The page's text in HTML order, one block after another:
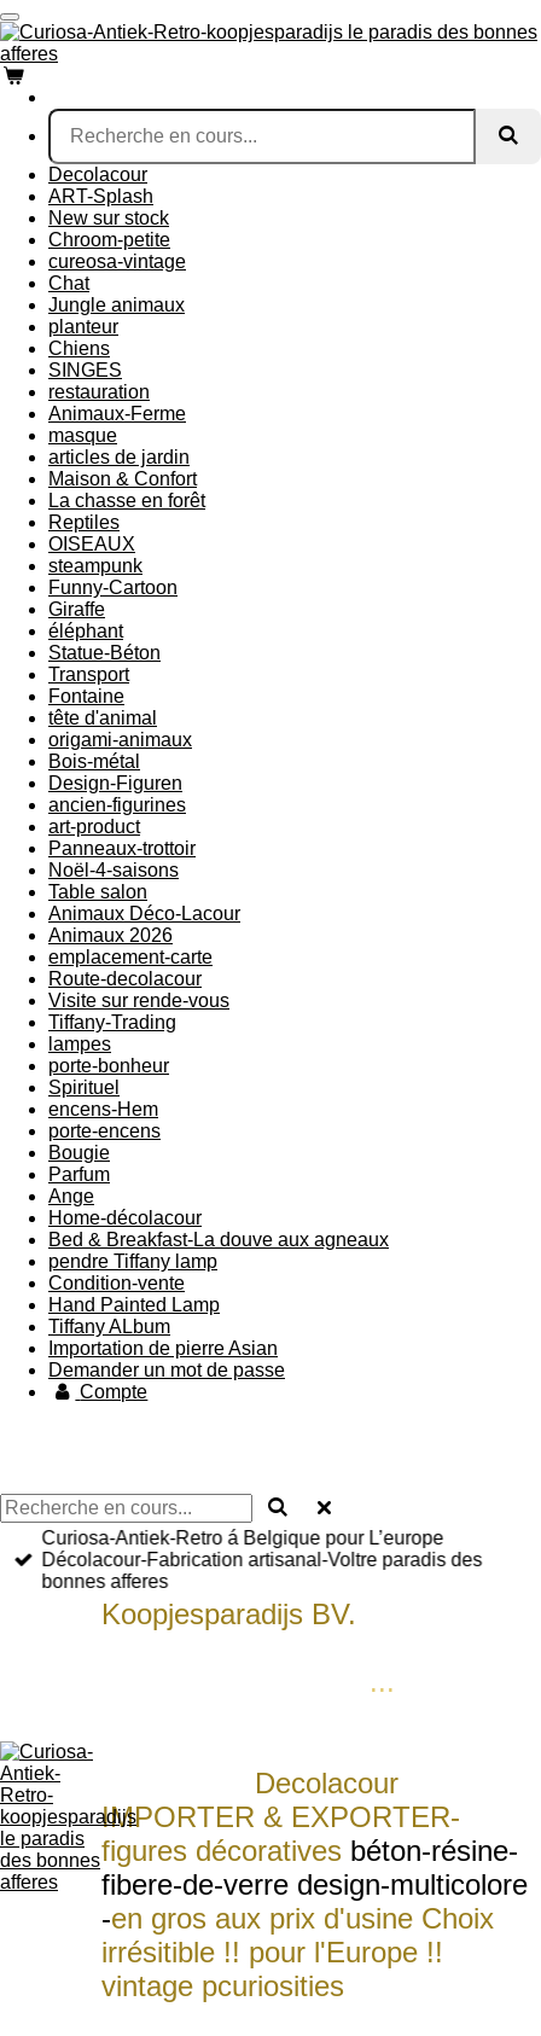
Passer
au
contenu
principal
Decolacour
ART-Splash
New sur stock
Chroom-petite
cureosa-vintage
Chat
Jungle animaux
planteur
Chiens
SINGES
restauration
Animaux-Ferme
masque
articles de jardin
Maison & Confort
La chasse en forêt
Reptiles
OISEAUX
steampunk
Funny-Cartoon
Giraffe
éléphant
Statue-Béton
Transport
Fontaine
tête d'animal
origami-animaux
Bois-métal
Design-Figuren
ancien-figurines
art-product
Panneaux-trottoir
Noël-4-saisons
Table salon
Animaux Déco-Lacour
Animaux 2026
emplacement-carte
Route-decolacour
Visite sur rende-vous
Tiffany-Trading
lampes
porte-bonheur
Spirituel
encens-Hem
porte-encens
Bougie
Parfum
Ange
Home-décolacour
Bed & Breakfast-La douve aux agneaux
pendre Tiffany lamp
Condition-vente
Hand Painted Lamp
Tiffany ALbum
Importation de pierre Asian
Demander un mot de passe
Compte
Curiosa-Antiek-Retro á Belgique pour L’europe
Décolacour-Fabrication artisanal-Voltre paradis des
bonnes afferes
Koopjesparadijs BV.
...
Decolacour
IMPORTER & EXPORTER-
figures décoratives béton-résine-
fibere-de-verre design-multicolore
-en gros aux prix d'usine Choix
irrésitible !! pour l'Europe !!
vintage pcuriosities